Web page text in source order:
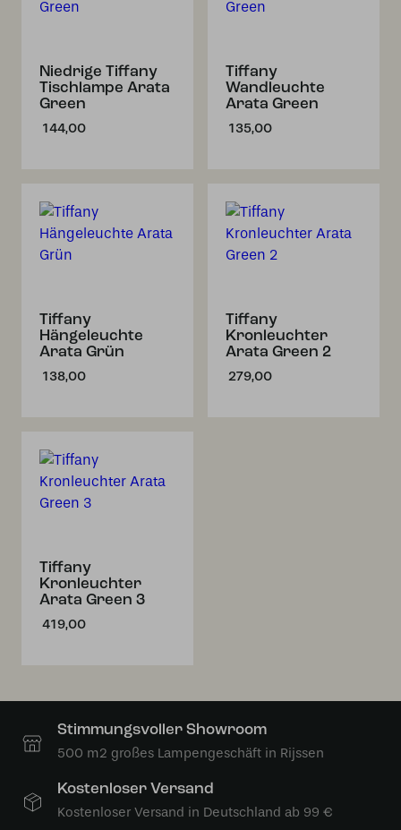
Niedrige Tiffany
Tischlampe Arata
Green
144,00
Tiffany
Wandleuchte
Arata Green
135,00
Tiffany
Hängeleuchte
Arata Grün
138,00
Tiffany
Kronleuchter
Arata Green 2
279,00
Tiffany
Kronleuchter
Arata Green 3
419,00
Stimmungsvoller Showroom
500 m2 großes Lampengeschäft in Rijssen
Kostenloser Versand
Kostenloser Versand in Deutschland ab 99 €